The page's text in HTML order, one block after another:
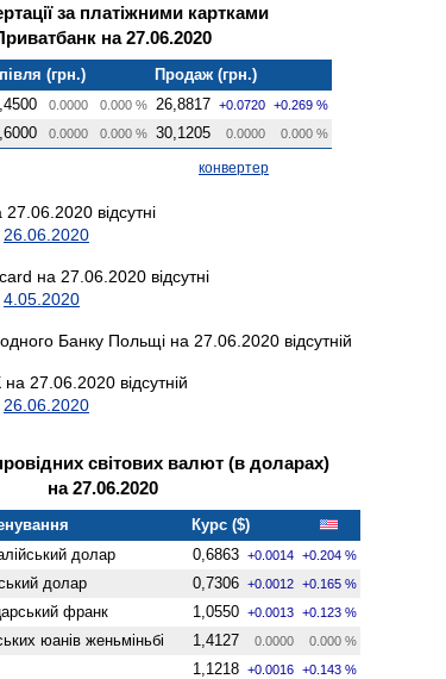
за платіжними картками
на 27.06.2020
(грн.)
Продаж (грн.)
0.0000 0.000 % 26,8817 +0.0720 +0.269 %
0.0000 0.000 % 30,1205 0.0000 0.000 %
конвертер
відсутні
26.06.2020
на 27.06.2020 відсутні
4.05.2020
Банку Польщі на 27.06.2020 відсутній
27.06.2020 відсутній
26.06.2020
світових валют (в доларах)
на 27.06.2020
Курс ($)
долар 0,6863 +0.0014 +0.204 %
долар 0,7306 +0.0012 +0.165 %
франк 1,0550 +0.0013 +0.123 %
юанів женьмiньбi 1,4127 0.0000 0.000 %
1,1218 +0.0016 +0.143 %